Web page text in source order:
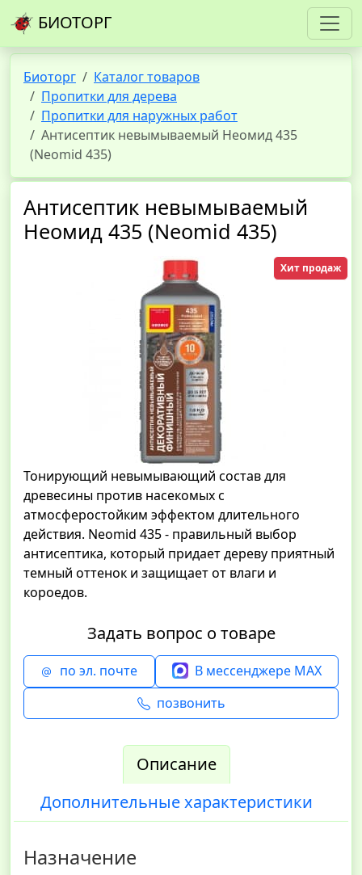
БИОТОРГ
Биоторг
Каталог товаров
Пропитки для дерева
Пропитки для наружных работ
Антисептик невымываемый Неомид 435
(Neomid 435)
Антисептик невымываемый
Неомид 435 (Neomid 435)
Хит продаж
Тонирующий невымывающий состав для
древесины против насекомых с
атмосферостойким эффектом длительного
действия. Neomid 435 - правильный выбор
антисептика, который придает дереву приятный
темный оттенок и защищает от влаги и
короедов.
Задать вопрос о товаре
по эл. почте
В мессенджере MAX
позвонить
Описание
Дополнительные характеристики
Назначение